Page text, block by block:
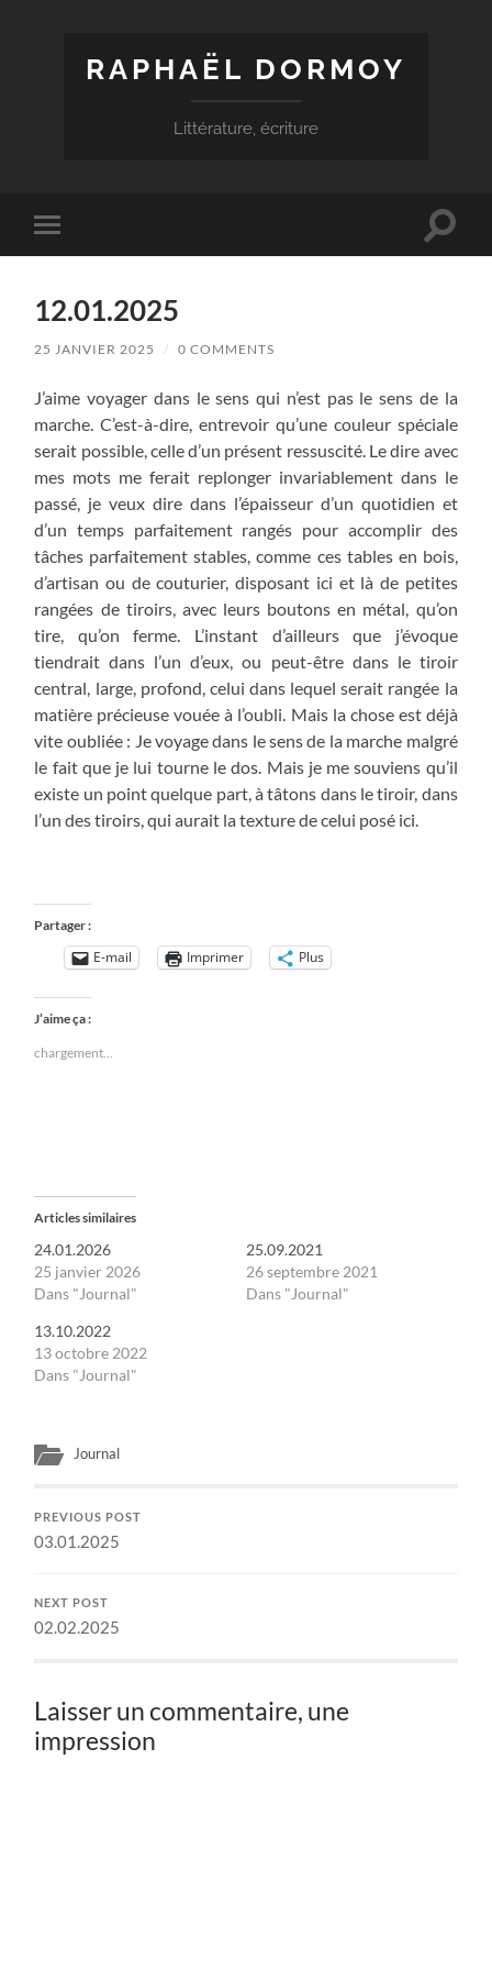
RAPHAËL DORMOY
Littérature, écriture
Toggle
mobile
Toggle
12.01.2025
25 JANVIER 2025 / 0 COMMENTS
J’aime voyager dans le sens qui n’est pas le sens de la
marche. C’est-à-dire, entrevoir qu’une couleur spéciale
serait possible, celle d’un présent ressuscité. Le dire avec
mes mots me ferait replonger invariablement dans le
passé, je veux dire dans l’épaisseur d’un quotidien et
d’un temps parfaitement rangés pour accomplir des
tâches parfaitement stables, comme ces tables en bois,
d’artisan ou de couturier, disposant ici et là de petites
rangées de tiroirs, avec leurs boutons en métal, qu’on
tire, qu’on ferme. L’instant d’ailleurs que j’évoque
tiendrait dans l’un d’eux, ou peut-être dans le tiroir
central, large, profond, celui dans lequel serait rangée la
matière précieuse vouée à l’oubli. Mais la chose est déjà
vite oubliée : Je voyage dans le sens de la marche malgré
le fait que je lui tourne le dos. Mais je me souviens qu’il
existe un point quelque part, à tâtons dans le tiroir, dans
l’un des tiroirs, qui aurait la texture de celui posé ici.
Partager :
E-mail Imprimer Plus
J’aime ça :
chargement…
Articles similaires
24.01.2026
25 janvier 2026
Dans "Journal"
25.09.2021
26 septembre 2021
Dans "Journal"
13.10.2022
13 octobre 2022
Dans "Journal"
Journal
PREVIOUS POST
03.01.2025
NEXT POST
02.02.2025
Laisser un commentaire, une
impression